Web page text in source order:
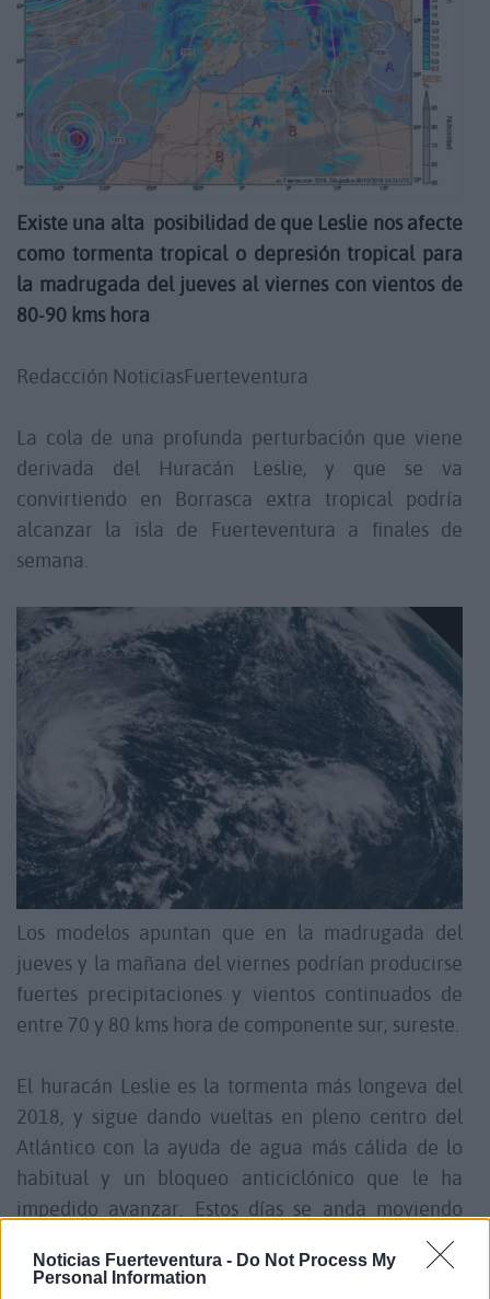
Noticias Fuerteventura - Do Not Process My
Personal Information
Existe una alta posibilidad de que Leslie nos afecte
como tormenta tropical o depresión tropical para
la madrugada del jueves al viernes con vientos de
80-90 kms hora
Redacción NoticiasFuerteventura
La cola de una profunda perturbación que viene
derivada del Huracán Leslie, y que se va
convirtiendo en Borrasca extra tropical podría
alcanzar la isla de Fuerteventura a finales de
semana.
Los modelos apuntan que en la madrugada del
jueves y la mañana del viernes podrían producirse
fuertes precipitaciones y vientos continuados de
entre 70 y 80 kms hora de componente sur, sureste.
El huracán Leslie es la tormenta más longeva del
2018, y sigue dando vueltas en pleno centro del
Atlántico con la ayuda de agua más cálida de lo
habitual y un bloqueo anticiclónico que le ha
impedido avanzar. Estos días se anda moviendo